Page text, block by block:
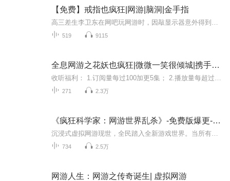
【免费】戒指也疯狂|网游|脑洞|金手指
519 9115
全息网游之花妖也疯狂|微微一笑很倾城|携手虐渣|网游升级|甜宠|AI多播
271 2.3万
《疯狂科学家：网游世界乱杀》-免费版爆更-欢迎订阅
734 2.5万
网游人生：网游之传奇诞生| 虚拟网游